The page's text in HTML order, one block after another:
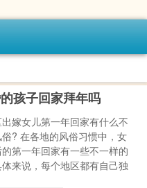
孩子回家拜年吗
嫁女儿第一年回家有什么不
? 在各地的风俗习惯中，女
第一年回家有一些不一样的
来说，每个地区都有自己独